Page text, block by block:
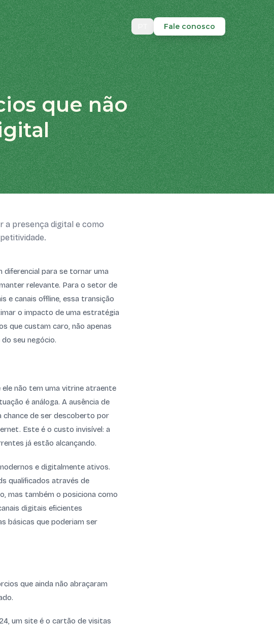
Fale conosco
que não
a presença digital e como
diferencial para se tornar uma
relevante. Para o setor de
e canais offline, essa transição
o impacto de uma estratégia
que custam caro, não apenas
seu negócio.
ele não tem uma vitrine atraente
é análoga. A ausência de
chance de ser descoberto por
Este é o custo invisível: a
já estão alcançando.
e digitalmente ativos.
qualificados através de
mas também o posiciona como
digitais eficientes
básicas que poderiam ser
que ainda não abraçaram
um site é o cartão de visitas